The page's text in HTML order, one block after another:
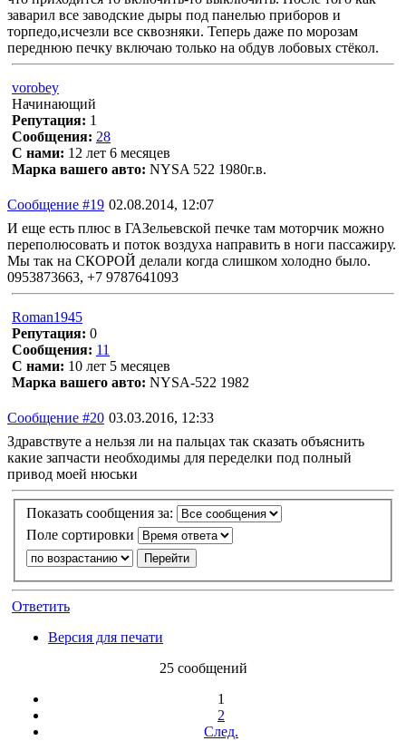
заварил все заводские дыры под панелью приборов и
торпедо,исчезли все сквозняки. Теперь даже по морозам
переднюю печку включаю только на обдув лобовых стёкол.
vorobey
Начинающий
Репутация: 1
Сообщения: 28
С нами: 12 лет 6 месяцев
Марка вашего авто: NYSA 522 1980г.в.
Сообщение #19 02.08.2014, 12:07
И еще есть плюс в ГАЗельевской печке там моторчик можно
переполюсовать и поток воздуха направить в ноги пассажиру.
Мы так на СКОРОЙ делали когда слишком холодно было.
0953873663, +7 9787641093
Roman1945
Репутация: 0
Сообщения: 11
С нами: 10 лет 5 месяцев
Марка вашего авто: NYSA-522 1982
Сообщение #20 03.03.2016, 12:33
Здравствуте а нельзя ли на пальцах так сказать объяснить
какие запчасти необходимы для переделки под полный
привод моей нюськи
Показать сообщения за:
Поле сортировки
Ответить
Версия для печати
25 сообщений
1
2
След.